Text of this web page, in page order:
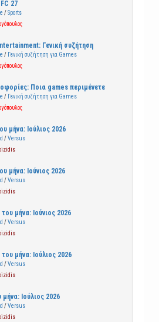
27
/Sports
Γενική συζήτηση
/ Γενική συζήτηση για Games
Ποια games περιμένετε
/ Γενική συζήτηση για Games
μήνα: Ιούλιος 2026
/Versus
μήνα: Ιούνιος 2026
/Versus
μήνα: Ιούνιος 2026
/Versus
μήνα: Ιούλιος 2026
/Versus
Ιούλιος 2026
/Versus